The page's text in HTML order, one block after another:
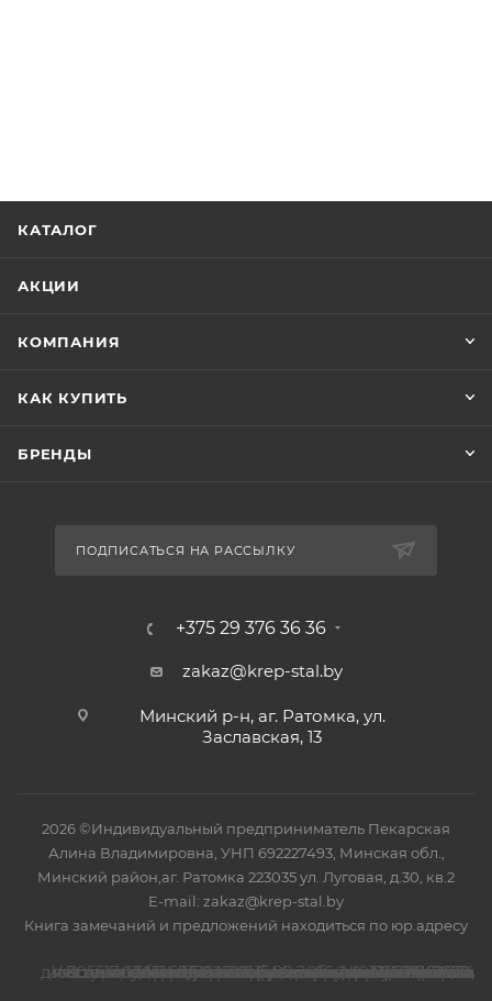
КАТАЛОГ
АКЦИИ
КОМПАНИЯ
КАК КУПИТЬ
БРЕНДЫ
ПОДПИСАТЬСЯ НА РАССЫЛКУ
+375 29 376 36 36
zakaz@krep-stal.by
Минский р-н, аг. Ратомка, ул.
Заславская, 13
2026 ©Индивидуальный предприниматель Пекарская
Алина Владимировна, УНП 692227493, Минская обл.,
Минский район,аг. Ратомка 223035 ул. Луговая, д.30, кв.2
E-mail: zakaz@krep-stal.by
Книга замечаний и предложений находиться по юр.адресу
Указанные контакты также являются контактами для связи по вопросам обращения покупателей о нарушении их прав.
Номер телефона работников местных исполнительных и распорядительных органов по месту государственной регистрации ООО"КРЕП-СТАЛЬ", уполномоченных рассматривать обращения покупателей: (017) 270-29-14
В торговом реестре с 15.02.2016, № регистрации 305517, УНП 691762710, регистрация №691762710, 16.04.2014 ,Минский райисполком.